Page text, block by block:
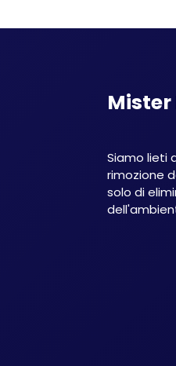
Siamo lieti
rimozione
solo di